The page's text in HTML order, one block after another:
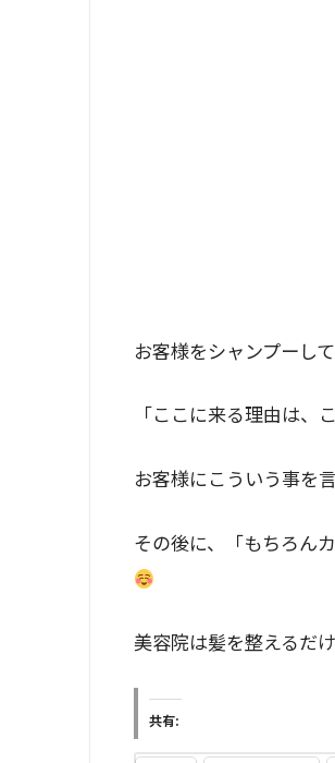
お客様をシャンプーし
「ここに来る理由は
お客様にこういう事を
その後に、「もちろん
美容院は髪を整えるだ
共有: